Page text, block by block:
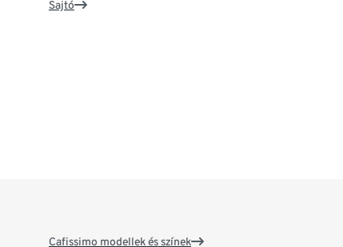
Sajtó
Cafissimo modellek és színek